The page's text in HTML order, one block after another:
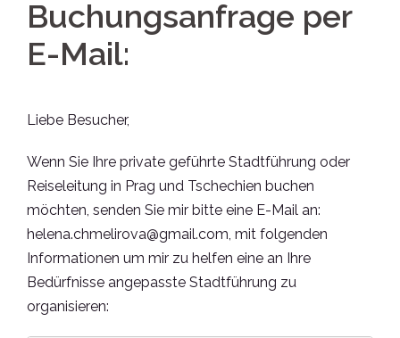
Buchungsanfrage per
E-Mail:
Liebe Besucher,
Wenn Sie Ihre private geführte Stadtführung oder
Reiseleitung in Prag und Tschechien buchen
möchten, senden Sie mir bitte eine E-Mail an:
helena.chmelirova@gmail.com, mit folgenden
Informationen um mir zu helfen eine an Ihre
Bedürfnisse angepasste Stadtführung zu
organisieren: